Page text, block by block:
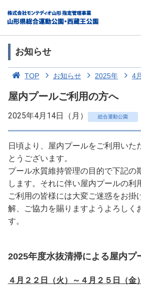
お知らせ
TOP お知らせ 2025年 4月
屋内プールご利用の方へ
2025年4月14日（月） 総合運動公園
日頃より、屋内プールをご利用いた
とうございます。
プール水質維持管理の目的で下記の
します。それに伴い屋内プールの利
ご利用の皆様には大変ご迷惑をお掛
解、ご協力を賜りますようよろしく
す。
2025年度水抜清掃による屋内プ
４月２２日（火）～４月２５日（金